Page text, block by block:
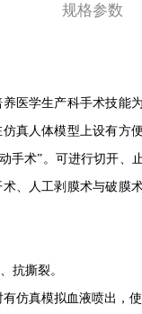
规格参数
医学生产科手术技能
真人体模型上设有方
手术”。可进行切开
、人工剥膜术与破膜
抗撕裂。
仿真模拟血液喷出，